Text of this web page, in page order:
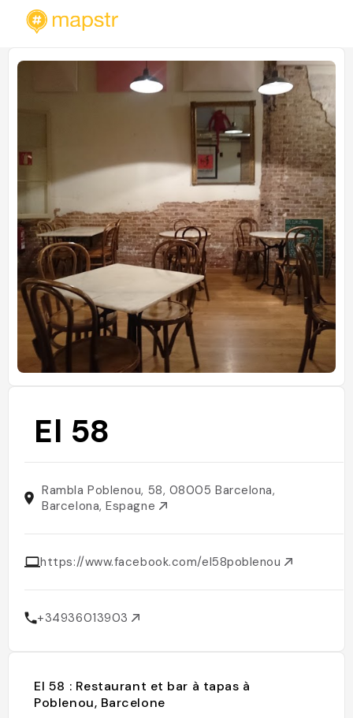
El 58
Rambla Poblenou, 58, 08005 Barcelona,
Barcelona, Espagne
https://www.facebook.com/el58poblenou
+34936013903
El 58 : Restaurant et bar à tapas à
Poblenou, Barcelone